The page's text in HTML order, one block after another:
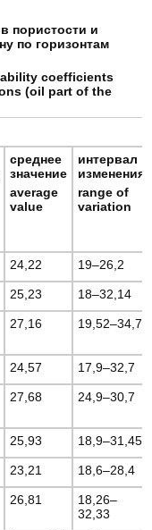
пористости и
по горизонтам
coefficients
(oil part of the
среднее
значение
average
value
интервал
изменения
range of
variation
24,22 19–26,2
25,23 18–32,14
27,16 19,52–34,7
24,57 17,9–32,7
27,68 24,9–30,7
25,93 18,9–31,45
23,21 18,6–28,4
26,81
18,26–
32,33